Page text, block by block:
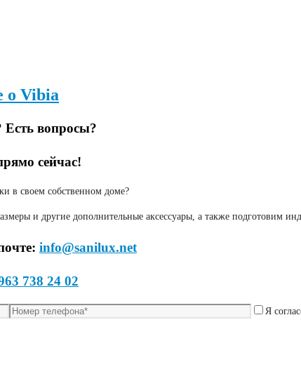
о Vibia
Есть вопросы?
сейчас!
в своем собственном доме?
и другие дополнительные аксессуары, а также подготовим
info@sanilux.net
738 24 02
Я